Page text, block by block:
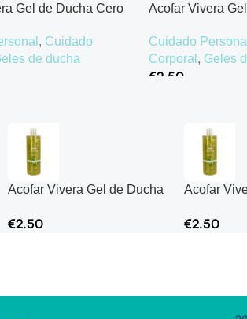
Gel de Ducha Cero
, Cuidado
de ducha
Acofar Vivera
Cuidado Personal
Corporal , Geles
€2.50
Acofar Vivera Gel de Ducha
€2.50
Acofar
€2.50